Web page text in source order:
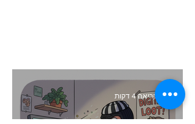
זמן קריאה 4 דקות